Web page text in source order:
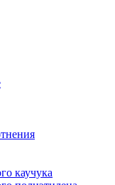
каучука